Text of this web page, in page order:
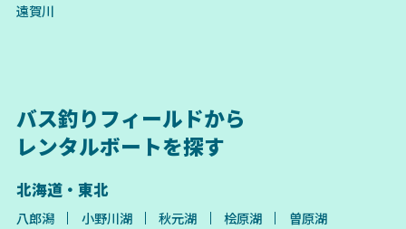
遠賀川
バス釣りフィールドから
レンタルボートを探す
北海道・東北
八郎潟 小野川湖 秋元湖 桧原湖 曽原湖